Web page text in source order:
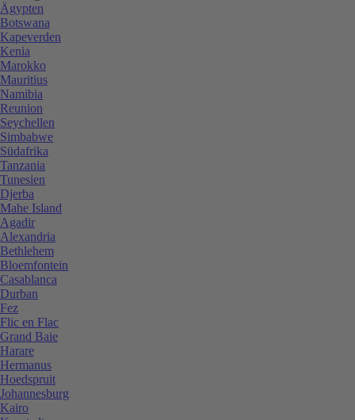
Ägypten
Botswana
Kapeverden
Kenia
Marokko
Mauritius
Namibia
Reunion
Seychellen
Simbabwe
Südafrika
Tanzania
Tunesien
Djerba
Mahe Island
Agadir
Alexandria
Bethlehem
Bloemfontein
Casablanca
Durban
Fez
Flic en Flac
Grand Baie
Harare
Hermanus
Hoedspruit
Johannesburg
Kairo